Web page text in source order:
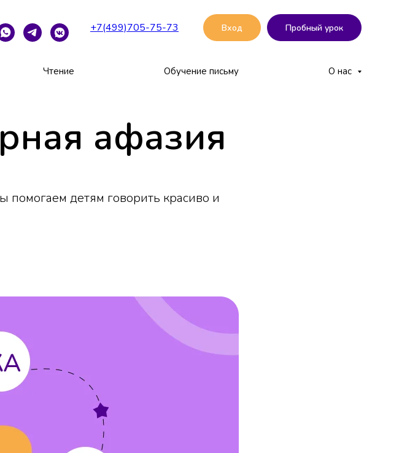
+7(499)705-75-73 Вход Пробный урок
Чтение Обучение письму О нас
афазия
помогаем детям говорить красиво и